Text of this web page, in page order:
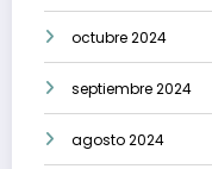
octubre 2024
septiembre 2024
agosto 2024